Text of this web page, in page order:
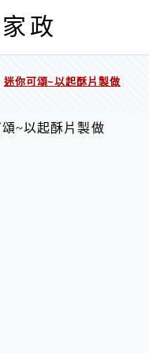
政
迷你可頌~以起酥片製做
~以起酥片製做